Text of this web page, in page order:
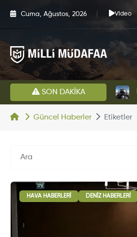
Cuma, Ağustos, 2026 Video
SON DAKİKA
Güncel Haberler Etiketler
HAVA HABERLERI DENIZ HABERLERI